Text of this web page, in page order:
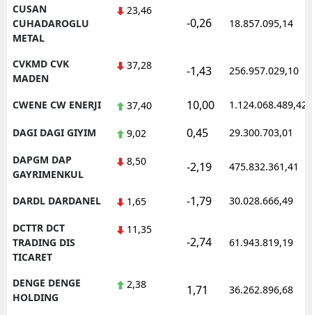
CUSAN
CUHADAROGLU
METAL
23,46
-0,26 18.857.095,14
CVKMD CVK
MADEN
37,28 -1,43 256.957.029,10
CWENE CW ENERJI 37,40 10,00 1.124.068.489,42
DAGI DAGI GIYIM 9,02 0,45 29.300.703,01
DAPGM DAP
GAYRIMENKUL
8,50 -2,19 475.832.361,41
DARDL DARDANEL 1,65 -1,79 30.028.666,49
DCTTR DCT
TRADING DIS
TICARET
11,35
-2,74 61.943.819,19
DENGE DENGE
HOLDING
2,38 1,71 36.262.896,68